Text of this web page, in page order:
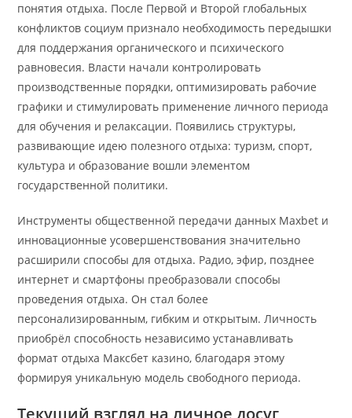
понятия отдыха. После Первой и Второй глобальных
конфликтов социум признало необходимость передышки
для поддержания органического и психического
равновесия. Власти начали контролировать
производственные порядки, оптимизировать рабочие
графики и стимулировать применение личного периода
для обучения и релаксации. Появились структуры,
развивающие идею полезного отдыха: туризм, спорт,
культура и образование вошли элементом
государственной политики.
Инструменты общественной передачи данных Maxbet и
инновационные усовершенствования значительно
расширили способы для отдыха. Радио, эфир, позднее
интернет и смартфоны преобразовали способы
проведения отдыха. Он стал более
персонализированным, гибким и открытым. Личность
приобрёл способность независимо устанавливать
формат отдыха Максбет казино, благодаря этому
формируя уникальную модель свободного периода.
Текущий взгляд на личное досуг